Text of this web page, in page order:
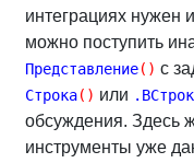
интеграциях нужен
можно поступить
Представление( ) с
Строка( ) или
обсуждения. Здесь
инструменты уже